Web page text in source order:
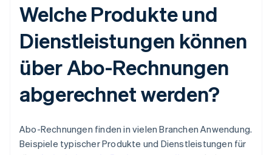
Welche Produkte und
Dienstleistungen können
über Abo-Rechnungen
abgerechnet werden?
Abo-Rechnungen finden in vielen Branchen Anwendung.
Beispiele typischer Produkte und Dienstleistungen für